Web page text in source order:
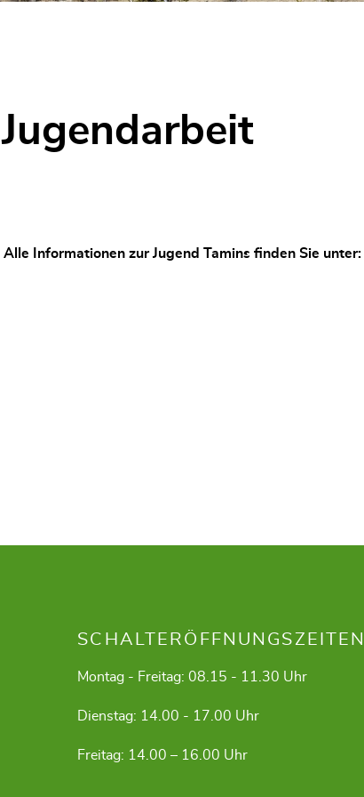
Jugendarbeit
Alle Informationen zur Jugend Tamins finden Sie unter:
SCHALTERÖFFNUNGSZEITEN
Montag - Freitag: 08.15 - 11.30 Uhr
Dienstag: 14.00 - 17.00 Uhr
Freitag: 14.00 – 16.00 Uhr